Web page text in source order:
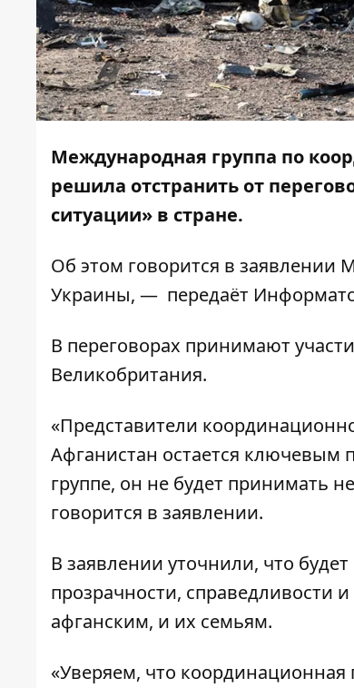
Международная группа по
решила отстранить от
ситуации» в стране.
Об этом говорится в заявлении
Украины, — передаёт
В переговорах принимают
Великобритания.
«Представители
Афганистан остается ключевым
группе, он не будет принимать
говорится в заявлении.
В заявлении уточнили, что
прозрачности, справедливости
афганским, и их семьям.
«Уверяем, что координационная